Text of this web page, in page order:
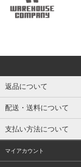
返品について
配送・送料について
支払い方法について
マイアカウント